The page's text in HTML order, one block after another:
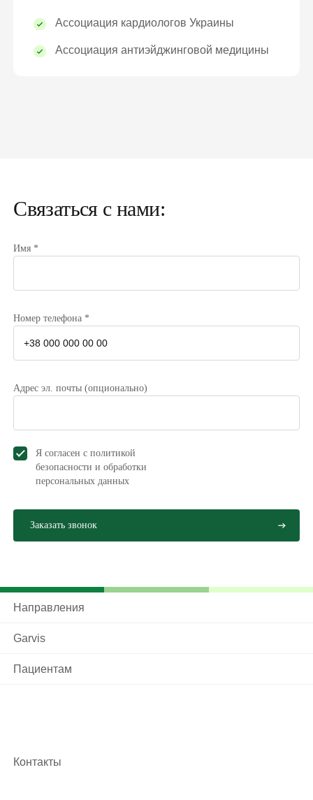
Ассоциация кардиологов Украины
Ассоциация антиэйджинговой медицины
Связаться с нами:
Имя *
Номер телефона *
Адрес эл. почты (опционально)
Я согласен с политикой
безопасности и обработки
персональных данных
Направления
Garvis
Пациентам
Контакты